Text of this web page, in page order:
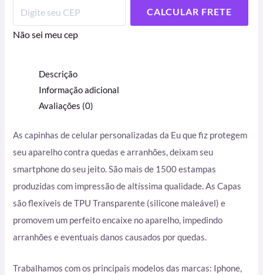
CALCULAR FRETE
Não sei meu cep
Descrição
Informação adicional
Avaliações (0)
As capinhas de celular personalizadas da Eu que fiz protegem
seu aparelho contra quedas e arranhões, deixam seu
smartphone do seu jeito. São mais de 1500 estampas
produzidas com impressão de altíssima qualidade. As Capas
são flexíveis de TPU Transparente (silicone maleável) e
promovem um perfeito encaixe no aparelho, impedindo
arranhões e eventuais danos causados por quedas.
Trabalhamos com os principais modelos das marcas: Iphone,